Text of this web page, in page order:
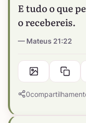
E tudo o que
o recebereis.
Mateus 21:22
0